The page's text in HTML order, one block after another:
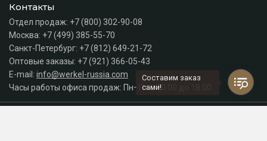
Контакты
Отдел продаж: +7 (800) 302-90-08
Москва: +7 (499) 385-55-70
Санкт-Петербург: +7 (812) 649-21-72
Оптовые заказы: +7 (921) 366-05-43
E-mail: info@werkel-russia.com
Часы работы офиса продаж: Пн–Пт с 10:00 до 18:00
Составим заказ
сами!